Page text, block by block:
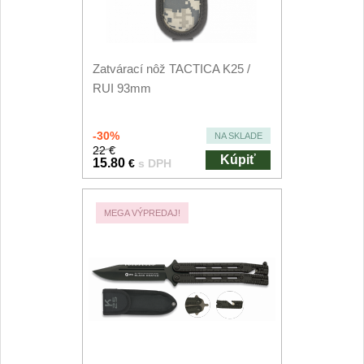
Zatvárací nôž TACTICA K25 /
RUI 93mm
-30% NA SKLADE
22 €
15.80 € s DPH Kúpiť
MEGA VÝPREDAJ!